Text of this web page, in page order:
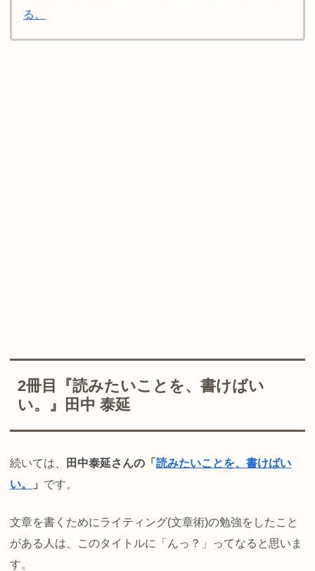
る。
2冊目『読みたいことを、書けばい
い。』田中 泰延
続いては、 田中泰延さんの「 読みたいことを、書けばい
い。
」 です。
文章を書くためにライティング(文章術)の勉強をしたこと
がある人は、このタイトルに「んっ？」ってなると思いま
す。